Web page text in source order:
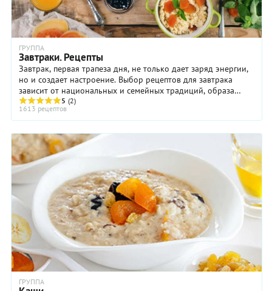
ГРУППА
Завтраки. Рецепты
Завтрак, первая трапеза дня, не только дает заряд энергии,
но и создает настроение. Выбор рецептов для завтрака
зависит от национальных и семейных традиций, образа
5 (2)
1613 рецептов
ГРУППА